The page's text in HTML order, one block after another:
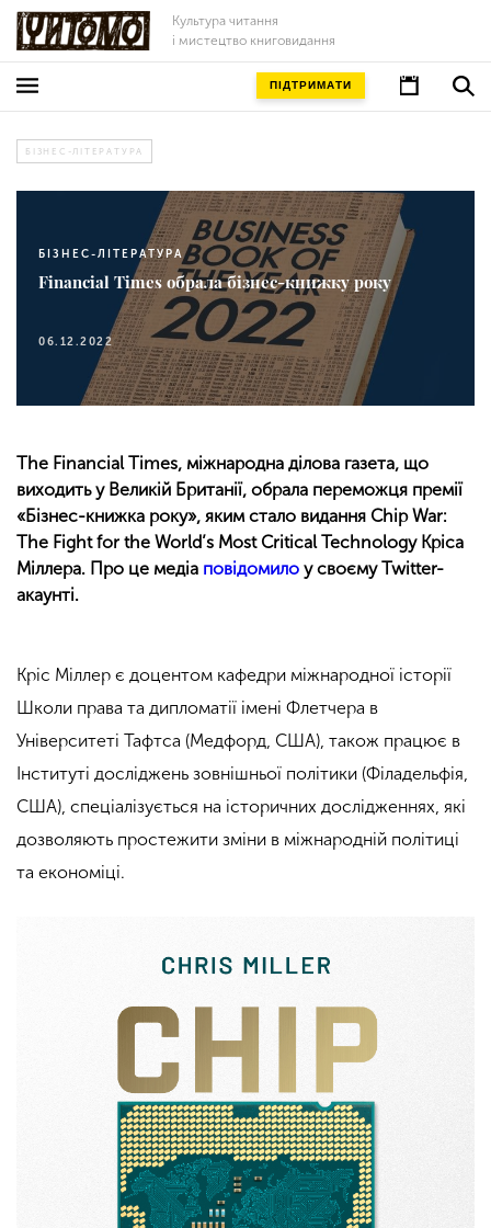
Культура читання
і мистецтво книговидання
ПІДТРИМАТИ
БІЗНЕС-ЛІТЕРАТУРА
БІЗНЕС-ЛІТЕРАТУРА
Financial Times обрала бізнес-книжку року
06.12.2022
The Financial Times, міжнародна ділова газета, що
виходить у Великій Британії, обрала переможця премії
«Бізнес-книжка року», яким стало видання Chip War:
The Fight for the World’s Most Critical Technology Кріса
Міллера. Про це медіа повідомило у своєму Twitter-
акаунті.
Кріс Міллер є доцентом кафедри міжнародної історії
Школи права та дипломатії імені Флетчера в
Університеті Тафтса (Медфорд, США), також працює в
Інституті досліджень зовнішньої політики (Філадельфія,
США), спеціалізується на історичних дослідженнях, які
дозволяють простежити зміни в міжнародній політиці
та економіці.